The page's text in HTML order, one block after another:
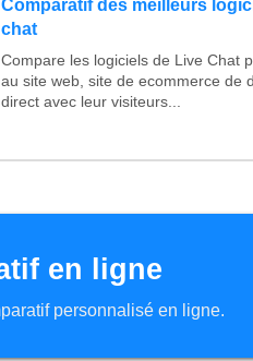
Comparatif des meilleurs
chat
Compare les logiciels de Live Chat
au site web, site de ecommerce de
direct avec leur visiteurs...
en ligne
personnalisé en ligne.